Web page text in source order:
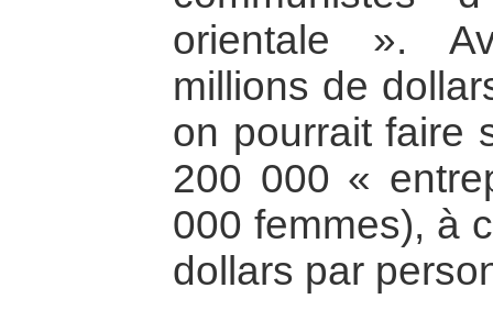
orientale ».
millions de
on pourrait faire
200 000 «
000 femmes), à
dollars par